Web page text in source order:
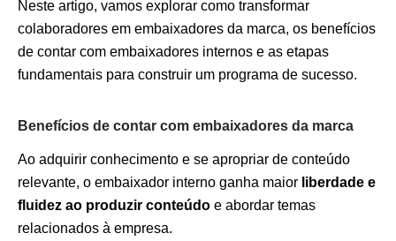
Neste artigo, vamos explorar como transformar
colaboradores em embaixadores da marca, os benefícios
de contar com embaixadores internos e as etapas
fundamentais para construir um programa de sucesso.
Benefícios de contar com embaixadores da marca
Ao adquirir conhecimento e se apropriar de conteúdo
relevante, o embaixador interno ganha maior liberdade e
fluidez ao produzir conteúdo e abordar temas
relacionados à empresa.